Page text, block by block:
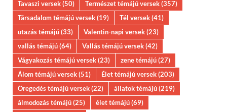
Tavaszi versek(50) Természet témájú versek(357)
Társadalom témájú versek(19) Tél versek(41)
utazás témájú(33) Valentin-napi versek(23)
vallás témájú(64) Vallás témájú versek(42)
Vágyakozás témájú versek(23) zene témájú(27)
Álom témájú versek(51) Élet témájú versek(203)
Öregedés témájú versek(22) állatok témájú(219)
álmodozás témájú(25) élet témájú(69)